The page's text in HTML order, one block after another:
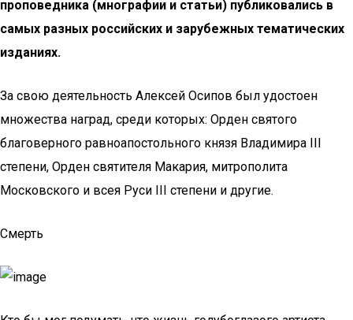
проповедника (мнографии и статьи) публиковались в
самых разных российских и зарубежных тематических
изданиях.
За свою деятельность Алексей Осипов был удостоен
множества наград, среди которых: Орден святого
благоверного равноапостольного князя Владимира III
степени, Орден святителя Макария, митрополита
Московского и всея Руси III степени и другие.
Смерть